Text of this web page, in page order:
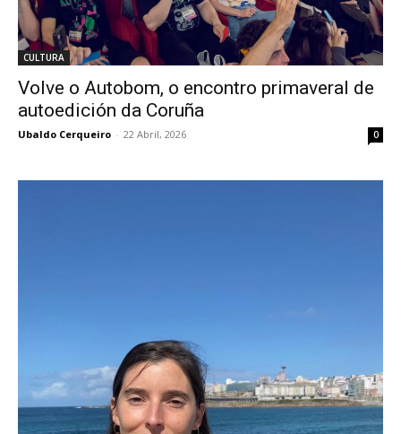
CULTURA
Volve o Autobom, o encontro primaveral de
autoedición da Coruña
Ubaldo Cerqueiro - 22 Abril, 2026 0